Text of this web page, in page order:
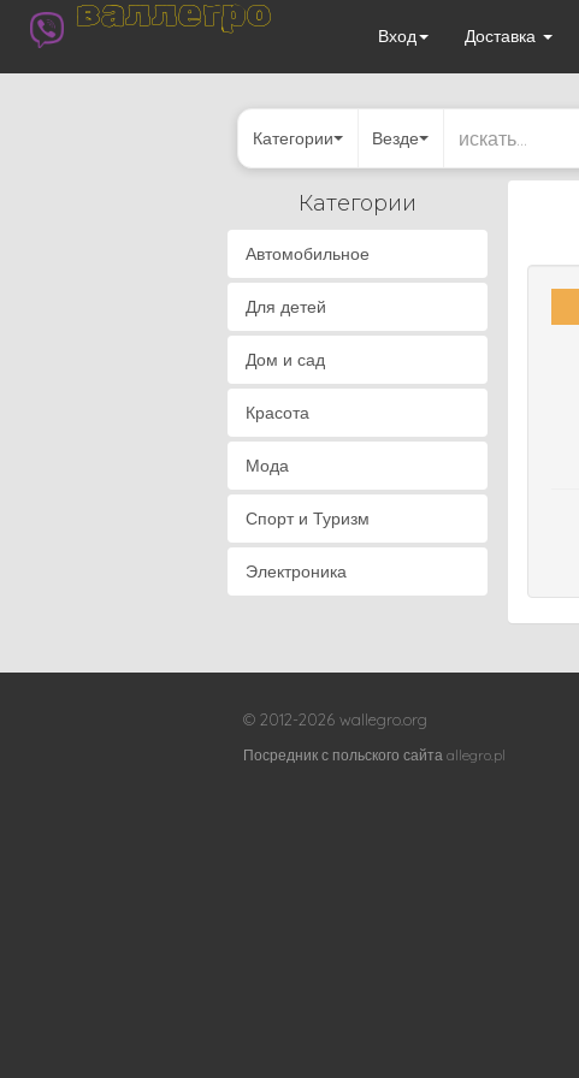
валлегро
Вход Доставка
Категории Везде
Категории
Автомобильное
Для детей
Дом и сад
Красота
Мода
Спорт и Туризм
Электроника
© 2012-2026 wallegro.org
Посредник с польского сайта allegro.pl